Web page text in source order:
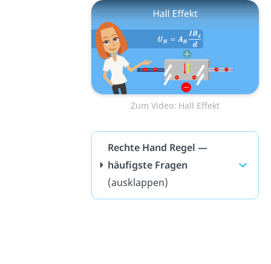
Zum Video: Hall Effekt
Rechte Hand Regel —
häufigste Fragen
(ausklappen)